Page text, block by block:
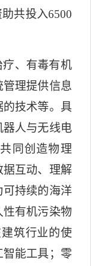
共投入6500
、有毒有机
理提供信息
技术等。具
人与无线电
同创造物理
互动、理解
持续的海洋
有机污染物
筑行业的使
能工具；零